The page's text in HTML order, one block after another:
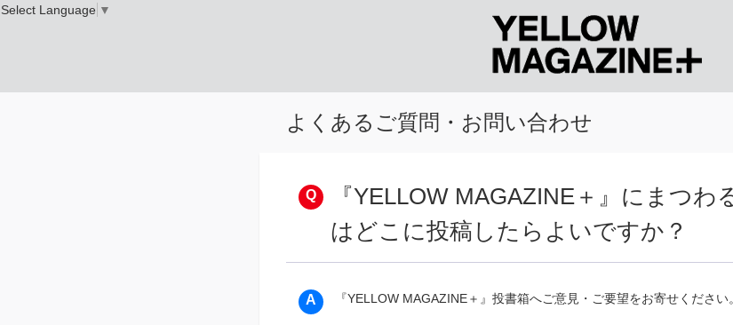
よくあるご質問・お問い合わせ
『YELLOW MAGAZINE＋』にまつわ
はどこに投稿したらよいですか？
『YELLOW MAGAZINE＋』投書箱へご意見・ご要望をお寄せください。
Select Language ▼